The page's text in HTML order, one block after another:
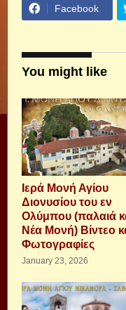
Facebook
You might like
Ιερά Μονή Αγίου
Διονυσίου του εν
Ολύμπου (παλαιά
Νέα Μονή) Βίντεο
Φωτογραφίες
January 23, 2026